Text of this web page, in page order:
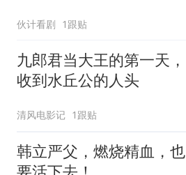
伙计看剧 1跟贴
九郎君当大王的第一天，
收到水丘公的人头
清风电影记 1跟贴
韩立严父，燃烧精血，也